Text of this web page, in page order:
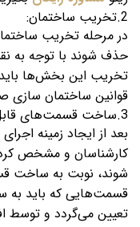
2.تخریب ساختمان:
در مرحله تخریب
حذف شوند با توجه به
تخریب این بخش‌ها باید
قوانین ساختمان سازی
3.ساخت قسمت‌های قابل بازسازی:
بعد از ایجاد زمینه
کارشناسان و مشخص
شوند، نوبت به ساخت
قسمت‌هایی که باید به
تعیین می‌گردد و توسط